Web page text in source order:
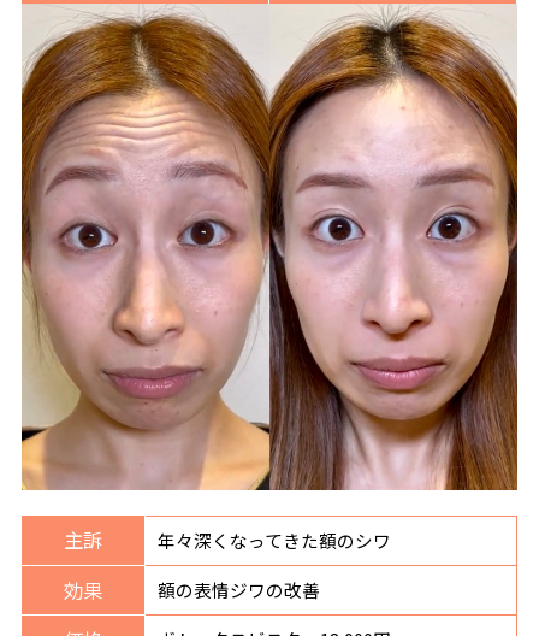
主訴 年々深くなってきた額のシワ
効果 額の表情ジワの改善